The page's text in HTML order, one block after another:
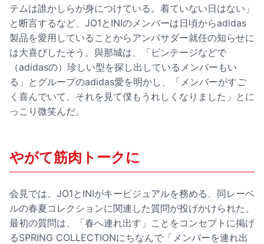
テムは誰かしらが身につけている。着ていない日はない」
と断言するなど、JO1とINIのメンバーは日頃からadidas
製品を愛用していることからアンバサダー就任の知らせに
は大喜びしたそう。與那城は、「ビンテージなどで
（adidasの）珍しい型を探し出しているメンバーもい
る」とグループのadidas愛を明かし、「メンバーがすご
く喜んでいて、それを見て僕もうれしくなりました」とに
っこり微笑んだ。
やがて筋肉トークに
会見では、JO1とINIがキービジュアルを務める、同レーベ
ルの春夏コレクションに関連した質問が投げかけられた。
最初の質問は、「春へ連れ出す」ことをコンセプトに掲げ
るSPRING COLLECTIONにちなんで「メンバーを連れ出